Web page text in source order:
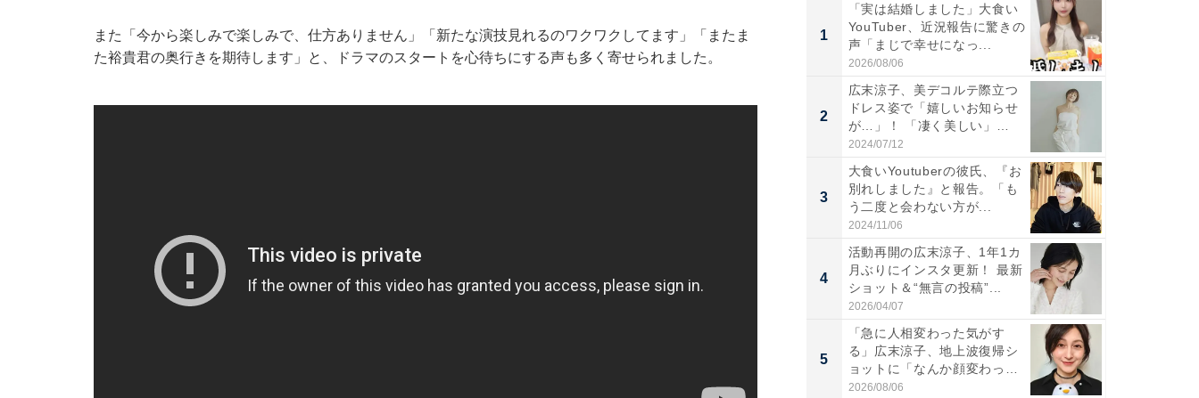
また「今から楽しみで楽しみで、仕方ありません」「新たな演技見れるのワクワクしてます」「またま
た裕貴君の奥行きを期待します」と、ドラマのスタートを心待ちにする声も多く寄せられました。
1
「実は結婚しました」大食い
YouTuber、近況報告に驚きの
声「まじで幸せになっ...
2026/08/06
2
広末涼子、美デコルテ際立つ
ドレス姿で「嬉しいお知らせ
が…」！ 「凄く美しい」
「透...
2024/07/12
3
大食いYoutuberの彼氏、『お
別れしました』と報告。「も
う二度と会わない方が...
2024/11/06
4
活動再開の広末涼子、1年1カ
月ぶりにインスタ更新！ 最新
ショット＆“無言の投稿”...
2026/04/07
5
「急に人相変わった気がす
る」広末涼子、地上波復帰シ
ョットに「なんか顔変わっ
た」の...
2026/08/06